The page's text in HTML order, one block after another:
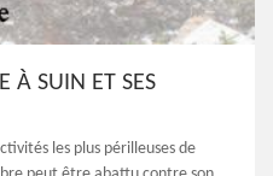
À SUIN ET SES
les plus périlleuses de